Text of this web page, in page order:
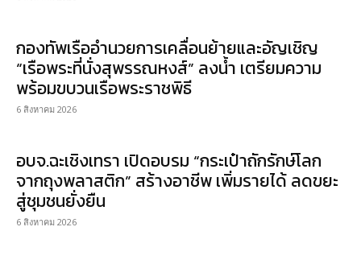
กองทัพเรืออำนวยการเคลื่อนย้ายและอัญเชิญ
“เรือพระที่นั่งสุพรรณหงส์” ลงน้ำ เตรียมความ
พร้อมขบวนเรือพระราชพิธี
6 สิงหาคม 2026
อบจ.ฉะเชิงเทรา เปิดอบรม “กระเป๋าถักรักษ์โลก
จากถุงพลาสติก” สร้างอาชีพ เพิ่มรายได้ ลดขยะ
สู่ชุมชนยั่งยืน
6 สิงหาคม 2026